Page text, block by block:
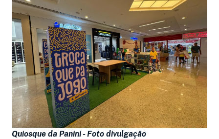
Quiosque da Panini - Foto divulgação